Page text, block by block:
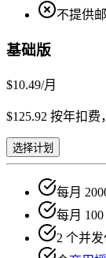
不提供
基础版
$10.49/月
$125.92 按年扣费
选择计划
每月
每月
2 个并